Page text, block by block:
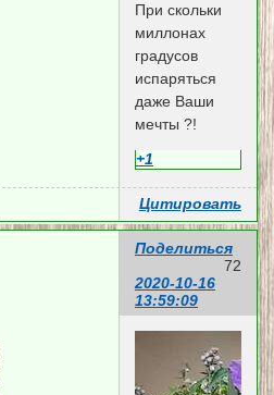
При скольки
миллонах
градусов
испаряться
даже Ваши
мечты ?!
+1
Цитировать
Поделиться
72
2020-10-16
13:59:09